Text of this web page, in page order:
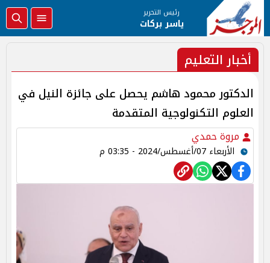
رئيس التحرير
ياسر بركات
أخبار التعليم
الدكتور محمود هاشم يحصل على جائزة النيل في
العلوم التكنولوجية المتقدمة
مروة حمدي
الأربعاء 07/أغسطس/2024 - 03:35 م